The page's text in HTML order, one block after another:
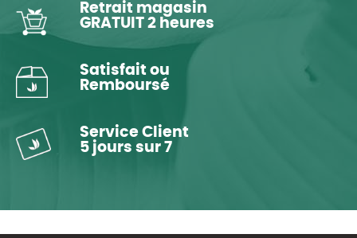
Retrait magasin
GRATUIT 2 heures
Satisfait ou
Remboursé
Service Client
5 jours sur 7